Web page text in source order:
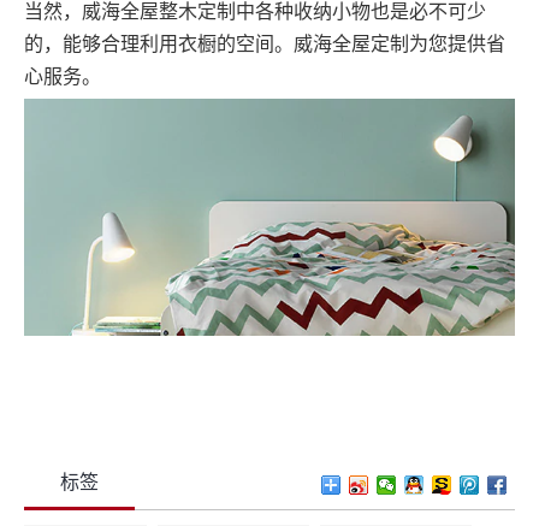
当然，威海全屋整木定制中各种收纳小物也是必不可少
的，能够合理利用衣橱的空间。威海全屋定制为您提供省
心服务。
标签